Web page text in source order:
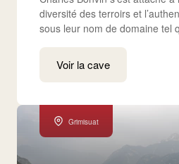
diversité des terroirs et
sous leur nom de domaine tel
Voir la cave
Grimisuat